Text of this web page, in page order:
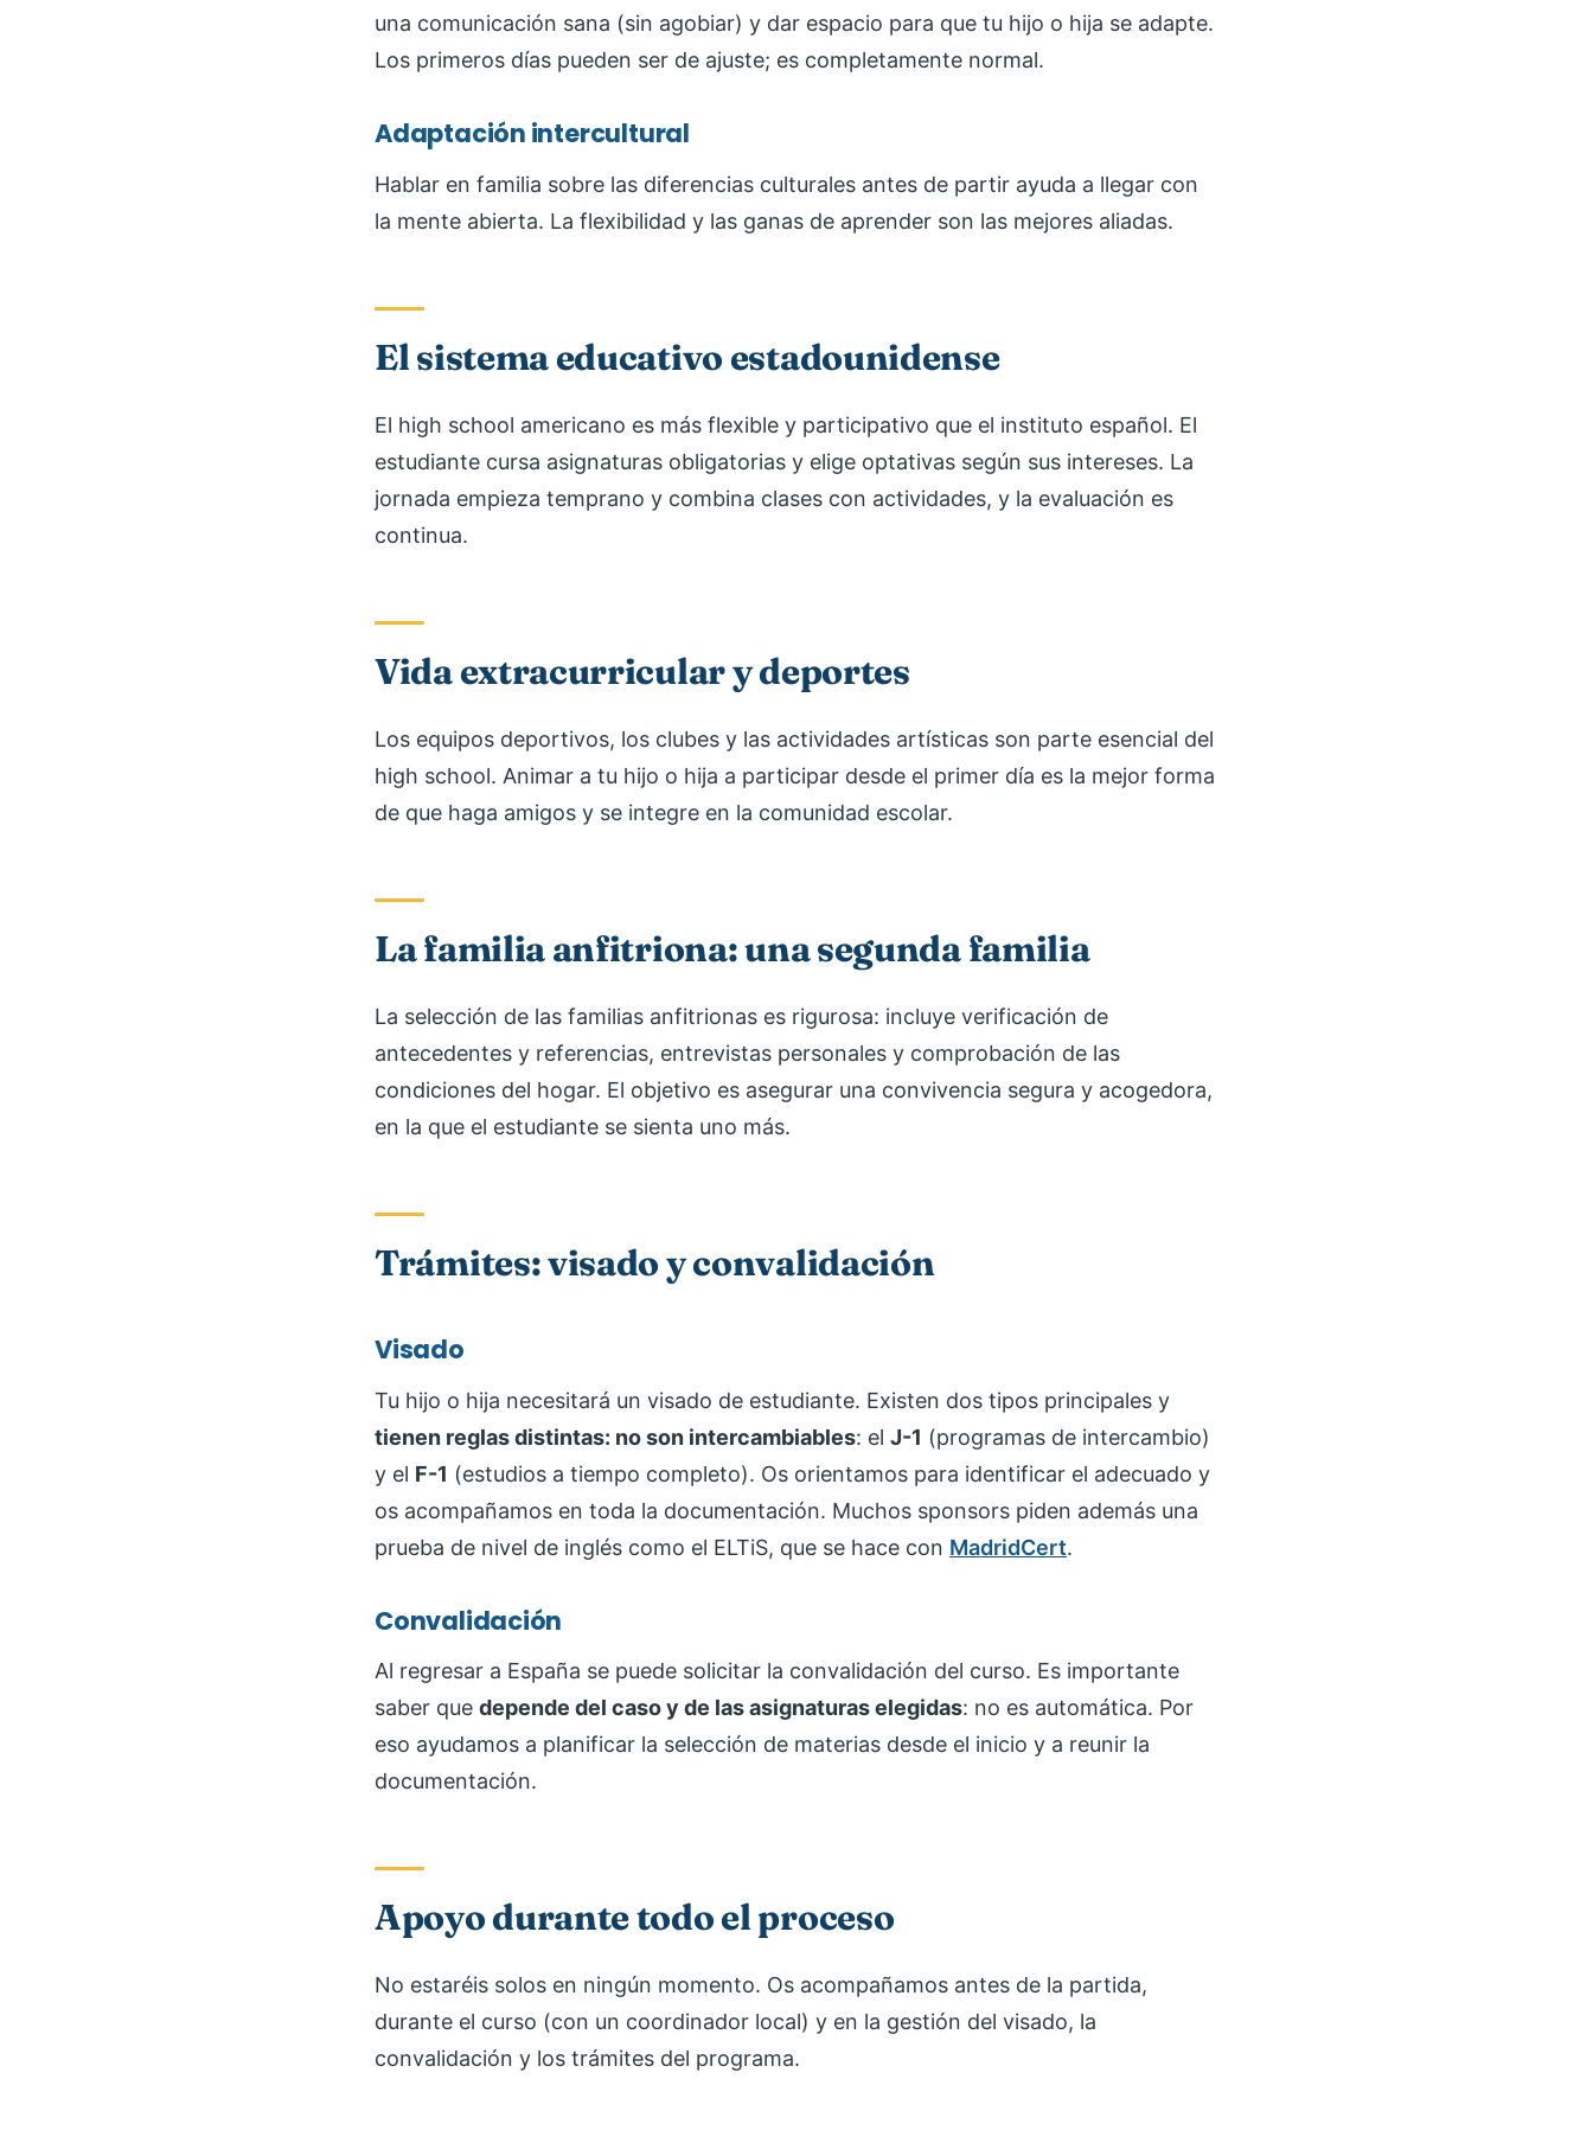
una comunicación sana (sin agobiar) y dar espacio para que tu hijo o hija se adapte.
Los primeros días pueden ser de ajuste; es completamente normal.
Adaptación intercultural
Hablar en familia sobre las diferencias culturales antes de partir ayuda a llegar con
la mente abierta. La flexibilidad y las ganas de aprender son las mejores aliadas.
El sistema educativo estadounidense
El high school americano es más flexible y participativo que el instituto español. El
estudiante cursa asignaturas obligatorias y elige optativas según sus intereses. La
jornada empieza temprano y combina clases con actividades, y la evaluación es
continua.
Vida extracurricular y deportes
Los equipos deportivos, los clubes y las actividades artísticas son parte esencial del
high school. Animar a tu hijo o hija a participar desde el primer día es la mejor forma
de que haga amigos y se integre en la comunidad escolar.
La familia anfitriona: una segunda familia
La selección de las familias anfitrionas es rigurosa: incluye verificación de
antecedentes y referencias, entrevistas personales y comprobación de las
condiciones del hogar. El objetivo es asegurar una convivencia segura y acogedora,
en la que el estudiante se sienta uno más.
Trámites: visado y convalidación
Visado
Tu hijo o hija necesitará un visado de estudiante. Existen dos tipos principales y
tienen reglas distintas: no son intercambiables: el J-1 (programas de intercambio)
y el F-1 (estudios a tiempo completo). Os orientamos para identificar el adecuado y
os acompañamos en toda la documentación. Muchos sponsors piden además una
prueba de nivel de inglés como el ELTiS, que se hace con MadridCert.
Convalidación
Al regresar a España se puede solicitar la convalidación del curso. Es importante
saber que depende del caso y de las asignaturas elegidas: no es automática. Por
eso ayudamos a planificar la selección de materias desde el inicio y a reunir la
documentación.
Apoyo durante todo el proceso
No estaréis solos en ningún momento. Os acompañamos antes de la partida,
durante el curso (con un coordinador local) y en la gestión del visado, la
convalidación y los trámites del programa.